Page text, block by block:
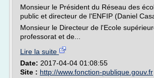
Monsieur le Président du Réseau des
public et directeur de l'ENFIP (Daniel
Monsieur le Directeur de l'Ecole
professorat et de...
Lire la suite
Date: 2017-04-04 01:08:55
Site : http://www.fonction-publique.gouv.fr